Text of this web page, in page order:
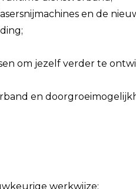
en de
om jezelf verder te
en
werkwijze;